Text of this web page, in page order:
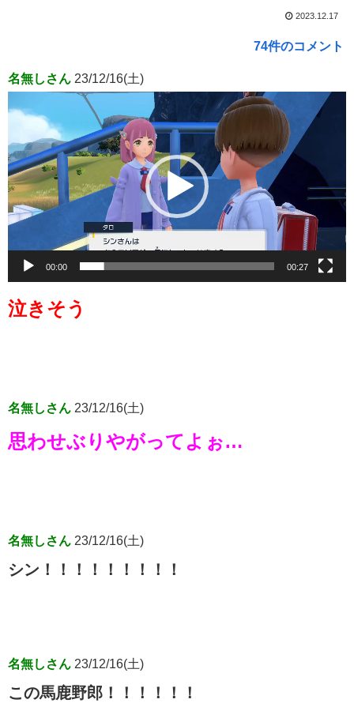
2023.12.17
74件のコメント
名無しさん 23/12/16(土)
画
ー
ヤ
ー
00:00 00:27
泣きそう
名無しさん 23/12/16(土)
思わせぶりやがってよぉ…
名無しさん 23/12/16(土)
シン！！！！！！！！！
名無しさん 23/12/16(土)
この馬鹿野郎！！！！！！